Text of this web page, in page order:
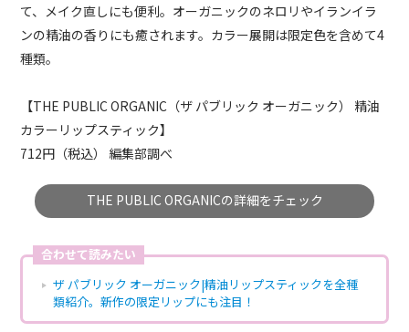
て、メイク直しにも便利。オーガニックのネロリやイランイラ
ンの精油の香りにも癒されます。カラー展開は限定色を含めて4
種類。
【THE PUBLIC ORGANIC（ザ パブリック オーガニック） 精油
カラーリップスティック】
712円（税込） 編集部調べ
THE PUBLIC ORGANICの詳細をチェック
合わせて読みたい
ザ パブリック オーガニック|精油リップスティックを全種
類紹介。新作の限定リップにも注目！